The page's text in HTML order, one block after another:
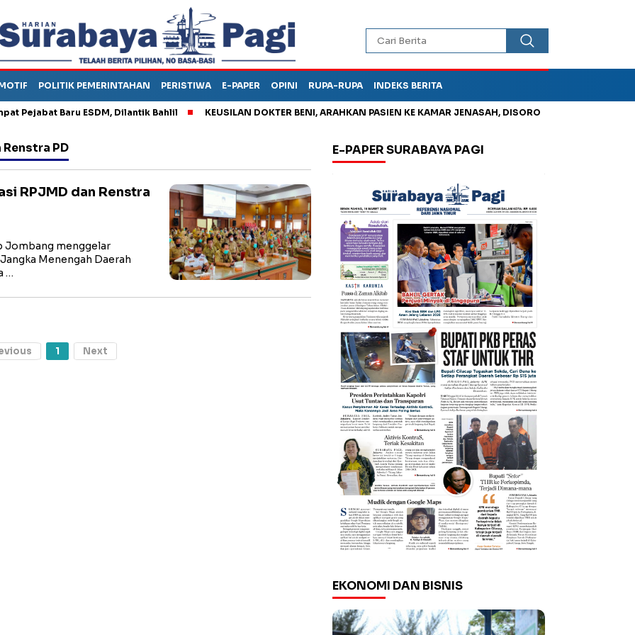
POLITIK PEMERINTAHAN PERISTIWA E-PAPER OPINI RUPA-RUPA INDEKS BERITA
Baru ESDM, Dilantik Bahlil KEUSILAN DOKTER BENI, ARAHKAN PASIEN KE KAMAR JENASAH, DISOROT
PD
RPJMD dan Renstra
Jombang menggelar
Menengah Daerah
…
1 Next
E-PAPER SURABAYA PAGI
EKONOMI DAN BISNIS